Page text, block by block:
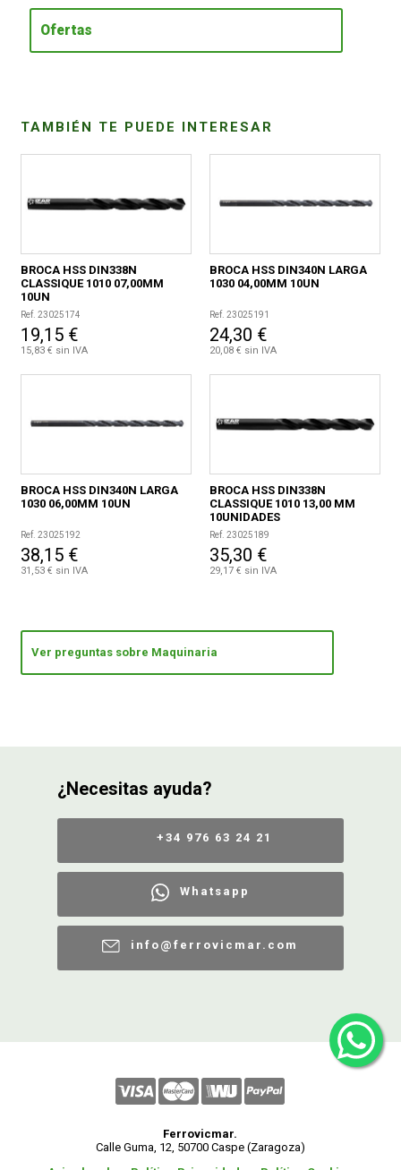
Ofertas
TAMBIÉN TE PUEDE INTERESAR
BROCA HSS DIN338N
CLASSIQUE 1010 07,00MM
10UN
Ref. 23025174
19,15 €
15,83 € sin IVA
BROCA HSS DIN340N LARGA
1030 04,00MM 10UN
Ref. 23025191
24,30 €
20,08 € sin IVA
BROCA HSS DIN340N LARGA
1030 06,00MM 10UN
Ref. 23025192
38,15 €
31,53 € sin IVA
BROCA HSS DIN338N
CLASSIQUE 1010 13,00 MM
10UNIDADES
Ref. 23025189
35,30 €
29,17 € sin IVA
Ver preguntas sobre Maquinaria
¿Necesitas ayuda?
+34 976 63 24 21
Whatsapp
info@ferrovicmar.com
Ferrovicmar.
Calle Guma, 12, 50700 Caspe (Zaragoza)
CONDICIONES